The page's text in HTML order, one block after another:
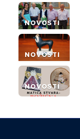
NOVOSTI
NOVOSTI
NOVOSTI